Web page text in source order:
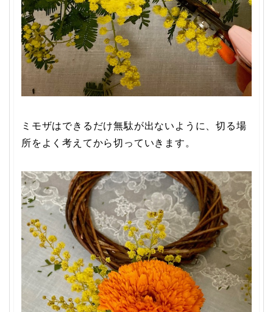
ミモザはできるだけ無駄が出ないように、切る場
所をよく考えてから切っていきます。